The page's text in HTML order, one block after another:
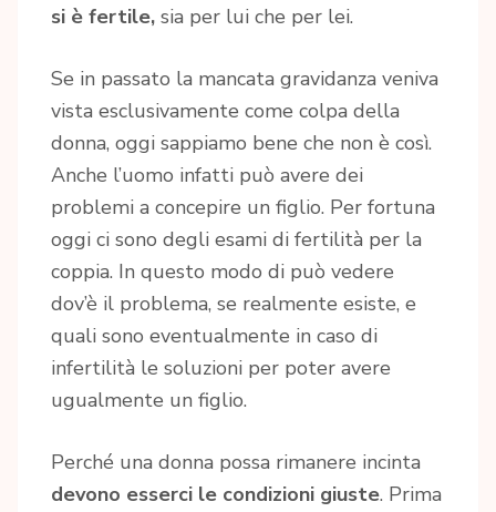
si è fertile, sia per lui che per lei.
Se in passato la mancata gravidanza veniva
vista esclusivamente come colpa della
donna, oggi sappiamo bene che non è così.
Anche l’uomo infatti può avere dei
problemi a concepire un figlio. Per fortuna
oggi ci sono degli esami di fertilità per la
coppia. In questo modo di può vedere
dov’è il problema, se realmente esiste, e
quali sono eventualmente in caso di
infertilità le soluzioni per poter avere
ugualmente un figlio.
Perché una donna possa rimanere incinta
devono esserci le condizioni giuste. Prima